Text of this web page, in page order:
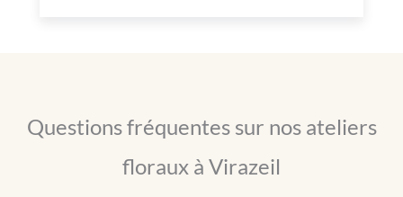
Questions fréquentes sur nos ateliers
floraux à Virazeil